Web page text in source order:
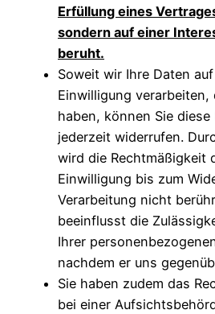
Erfüllung eines
sondern auf einer
beruht.
Soweit wir Ihre Daten
Einwilligung
haben, können Sie diese
jederzeit widerrufen.
wird die Rechtmäßigkeit
Einwilligung bis zum
Verarbeitung nicht
beeinflusst die
Ihrer
nachdem er uns
Sie haben zudem das
bei einer